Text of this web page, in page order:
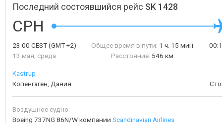
Последний состоявшийся рейс SK 1428
CPH
23:00 CEST(GMT +2)
13 мая, среда
Общее время в пути: 1 ч. 15 мин.
Расстояние: 546 км.
Kastrup
Копенгаген, Дания
Воздушное судно:
Boeing 737NG 86N/W компании Scandinavian Airlines